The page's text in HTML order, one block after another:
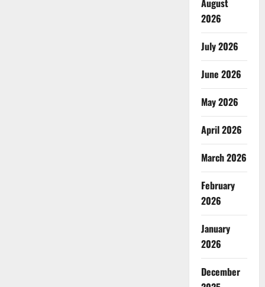
August
2026
July 2026
June 2026
May 2026
April 2026
March 2026
February
2026
January
2026
December